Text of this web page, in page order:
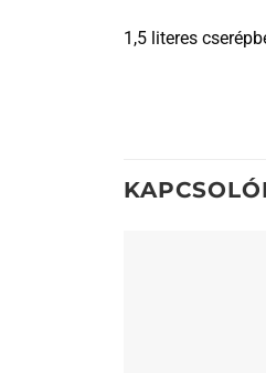
1,5 literes